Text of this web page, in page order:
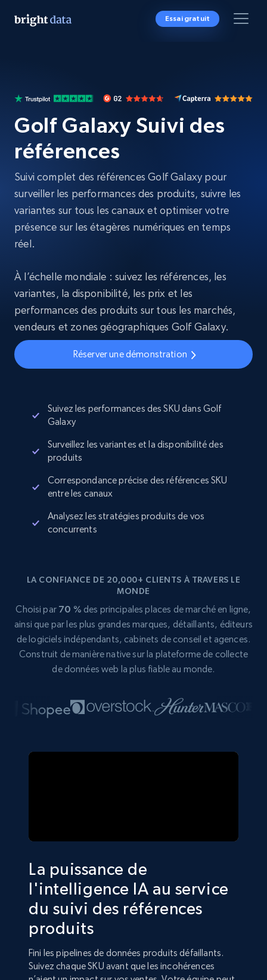
Essai gratuit
Golf Galaxy Suivi des
références
Suivi complet des références Golf Galaxy pour
surveiller les performances des produits, suivre les
variantes sur tous les canaux et optimiser votre
présence sur les étagères numériques en temps
réel.
À l’échelle mondiale : suivez les références, les
variantes, la disponibilité, les prix et les
performances des produits sur tous les marchés,
vendeurs et zones géographiques Golf Galaxy.
Réserver une démonstration
Suivez les performances des SKU dans Golf
Galaxy
Surveillez les variantes et la disponibilité des
produits
Correspondance précise des références SKU
entre les canaux
Analysez les stratégies produits de vos
concurrents
LA CONFIANCE DE 20,000+ CLIENTS À TRAVERS LE
MONDE
Choisi par 70 % des principales places de marché en ligne,
ainsi que par les plus grandes marques, détaillants, éditeurs
de logiciels indépendants, cabinets de conseil et agences.
Construit de manière native sur la plateforme de collecte
de données web la plus fiable au monde.
La puissance de
l'intelligence IA au service
du suivi des références
produits
Fini les pipelines de données produits défaillants.
Suivez chaque SKU avant que les incohérences